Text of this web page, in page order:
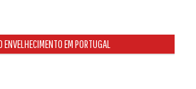
ENVELHECIMENTO EM PORTUGAL